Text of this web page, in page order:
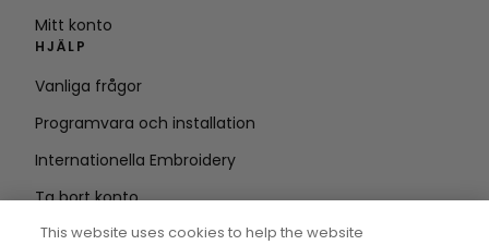
Mitt konto
HJÄLP
Vanliga frågor
Programvara och installation
Internationella Embroidery
Ta bort konto
This website uses cookies to help the website